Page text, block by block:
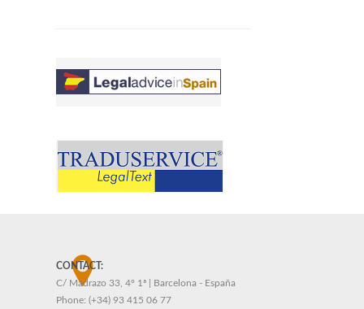
CONTACT:
C/ Madrazo 33, 4º 1ª | Barcelona - España
Phone: (+34) 93 415 06 77